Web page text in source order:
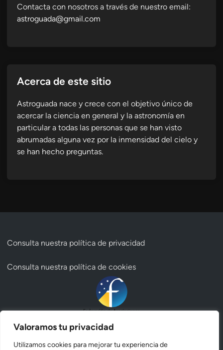
Valoramos tu privacidad
Utilizamos cookies para mejorar tu experiencia de
Contacta con nosotros a través de nuestro email:
astroguada@gmail.com
Acerca de este sitio
Astroguada nace y crece con el objetivo único de
acercar la ciencia en general y la astronomía en
particular a todas las personas que se han visto
abrumadas alguna vez por la inmensidad del cielo y
se han hecho preguntas.
Consulta nuestra política de privacidad
Consulta nuestra política de cookies